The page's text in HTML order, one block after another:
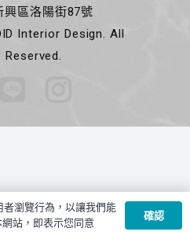
興區洛陽街87號
Interior Design. All
Reserved.
瀏覽行為，以讓我們能
站，即表示您同意
確認